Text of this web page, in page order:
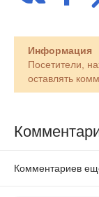
Информация
Посетители,
оставлять
Комментариев